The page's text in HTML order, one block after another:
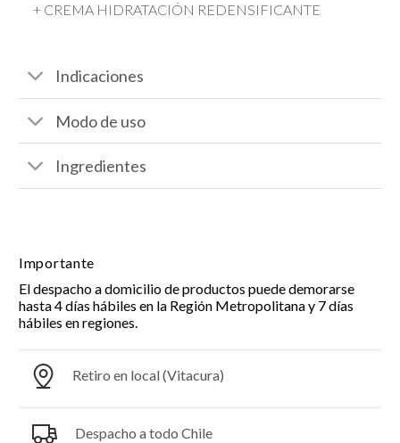
+ CREMA HIDRATACIÓN REDENSIFICANTE
Indicaciones
Modo de uso
Ingredientes
Importante
El despacho a domicilio de productos puede demorarse
hasta 4 días hábiles en la Región Metropolitana y 7 días
hábiles en regiones.
Retiro en local (Vitacura)
Despacho a todo Chile